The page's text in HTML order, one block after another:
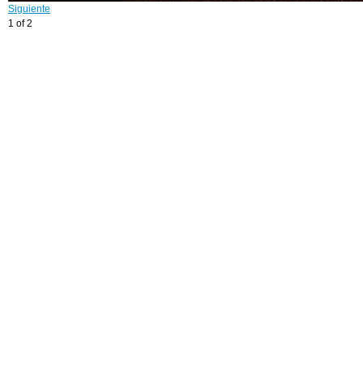
Siguiente
1 of 2